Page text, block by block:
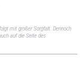
mit großer Sorgfalt. Dennoch
auf die Seite des